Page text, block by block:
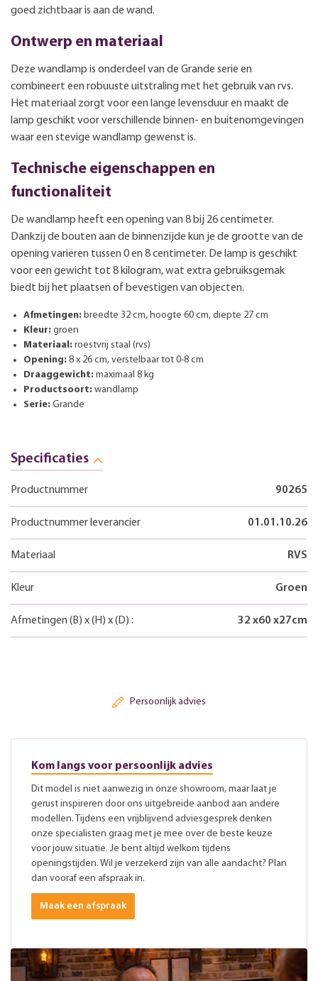
goed zichtbaar is aan de wand.
Ontwerp en materiaal
Deze wandlamp is onderdeel van de Grande serie en
combineert een robuuste uitstraling met het gebruik van rvs.
Het materiaal zorgt voor een lange levensduur en maakt de
lamp geschikt voor verschillende binnen- en buitenomgevingen
waar een stevige wandlamp gewenst is.
Technische eigenschappen en
functionaliteit
De wandlamp heeft een opening van 8 bij 26 centimeter.
Dankzij de bouten aan de binnenzijde kun je de grootte van de
opening variëren tussen 0 en 8 centimeter. De lamp is geschikt
voor een gewicht tot 8 kilogram, wat extra gebruiksgemak
biedt bij het plaatsen of bevestigen van objecten.
Afmetingen: breedte 32 cm, hoogte 60 cm, diepte 27 cm
Kleur: groen
Materiaal: roestvrij staal (rvs)
Opening: 8 x 26 cm, verstelbaar tot 0-8 cm
Draaggewicht: maximaal 8 kg
Productsoort: wandlamp
Serie: Grande
Specificaties
Productnummer 90265
Productnummer leverancier 01.01.10.26
Materiaal RVS
Kleur Groen
Afmetingen (B) x(H) x(D) : 32 x60 x27cm
Persoonlijk advies
Kom langs voor persoonlijk advies
Dit model is niet aanwezig in onze showroom, maar laat je
gerust inspireren door ons uitgebreide aanbod aan andere
modellen. Tijdens een vrijblijvend adviesgesprek denken
onze specialisten graag met je mee over de beste keuze
voor jouw situatie. Je bent altijd welkom tijdens
openingstijden. Wil je verzekerd zijn van alle aandacht? Plan
dan vooraf een afspraak in.
Maak een afspraak